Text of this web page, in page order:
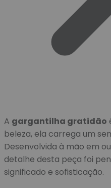
A gargantilha gratidão
beleza, ela carrega um
Desenvolvida à mão em
detalhe desta peça foi
significado e sofisticação.